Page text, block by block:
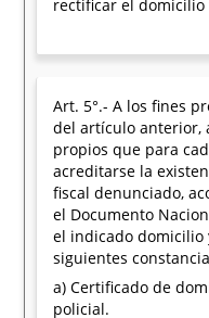
rectificar el
Art. 5°.- A los fines
del artículo anterior,
propios que para
acreditarse la
fiscal denunciado,
el Documento
el indicado domicilio
siguientes
a) Certificado de
policial.